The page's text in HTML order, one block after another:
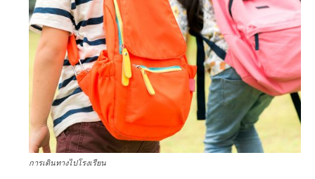
การเดินทางไปโรงเรียน